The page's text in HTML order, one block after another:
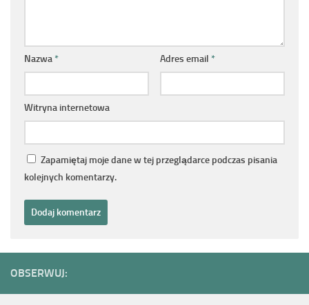
Nazwa * Adres email *
Witryna internetowa
Zapamiętaj moje dane w tej przeglądarce podczas pisania
kolejnych komentarzy.
OBSERWUJ: